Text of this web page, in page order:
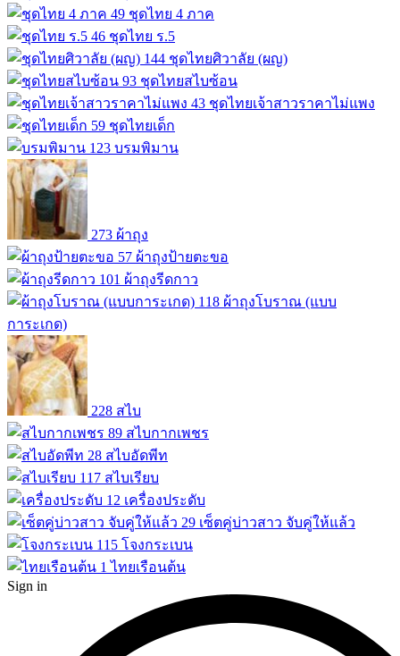
49 ชุดไทย 4 ภาค
46 ชุดไทย ร.5
144 ชุดไทยศิวาลัย (ผญ)
93 ชุดไทยสไบซ้อน
43 ชุดไทยเจ้าสาวราคาไม่แพง
59 ชุดไทยเด็ก
123 บรมพิมาน
273 ผ้าถุง
57 ผ้าถุงป้ายตะขอ
101 ผ้าถุงรีดกาว
118 ผ้าถุงโบราณ (แบบ
การะเกด)
228 สไบ
89 สไบกากเพชร
28 สไบอัดพีท
117 สไบเรียบ
12 เครื่องประดับ
29 เซ็ตคู่บ่าวสาว จับคู่ให้แล้ว
115 โจงกระเบน
1 ไทยเรือนต้น
Sign in